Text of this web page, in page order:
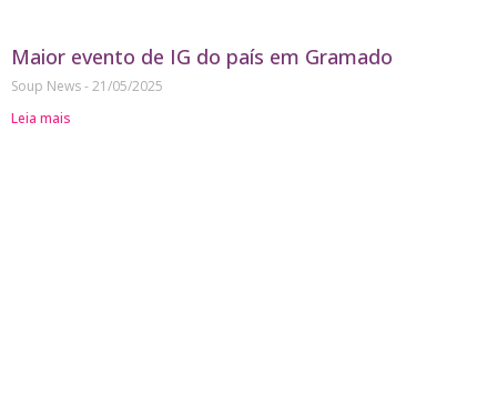
Maior evento de IG do país em Gramado
Soup News 21/05/2025
Leia mais